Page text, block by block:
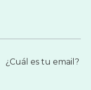
¿Cuál es tu email?